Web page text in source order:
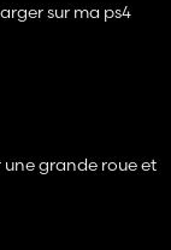
sur ma ps4
une grande roue et